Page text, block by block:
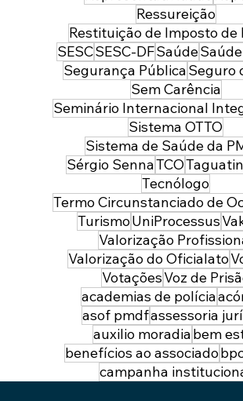
Ressureição
Restituição de Imposto de
SESCSESC-DFSaúde
Segurança PúblicaSeguro
Sem Carência
Sistema OTTO
Sistema de Saúde da
Sérgio SennaTCO
Tecnólogo
TurismoUniProcessus
Valorização
Valorização do Oficialato
VotaçõesVoz de
academias de polícia
asof pmdfassessoria
auxilio moradiabem
benefícios ao associado
campanha